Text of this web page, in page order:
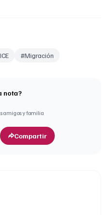
ICE #Migración
nota?
amigos y familia
Compartir